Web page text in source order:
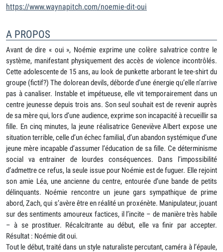
https://www.waynapitch.com/noemie-dit-oui
A PROPOS
Avant de dire « oui », Noémie exprime une colère salvatrice contre le
système, manifestant physiquement des accès de violence incontrôlés.
Cette adolescente de 15 ans, au look de punkette arborant le tee-shirt du
groupe (fictif?) The dolorean devils, déborde d’une énergie qu’elle n’arrive
pas à canaliser. Instable et impétueuse, elle vit temporairement dans un
centre jeunesse depuis trois ans. Son seul souhait est de revenir auprès
de sa mère qui, lors d’une audience, exprime son incapacité à recueillir sa
fille. En cinq minutes, la jeune réalisatrice Geneviève Albert expose une
situation terrible, celle d’un échec familial, d’un abandon systémique d’une
jeune mère incapable d’assumer l’éducation de sa fille. Ce déterminisme
social va entrainer de lourdes conséquences. Dans l’impossibilité
d’admettre ce refus, la seule issue pour Noémie est de fuguer. Elle rejoint
son amie Léa, une ancienne du centre, entourée d’une bande de petits
délinquants. Noémie rencontre un jeune gars sympathique de prime
abord, Zach, qui s’avère être en réalité un proxénète. Manipulateur, jouant
sur des sentiments amoureux factices, il l’incite – de manière très habile
– à se prostituer. Récalcitrante au début, elle va finir par accepter.
Résultat : Noémie dit oui.
Tout le début, traité dans un style naturaliste percutant, caméra à l’épaule,